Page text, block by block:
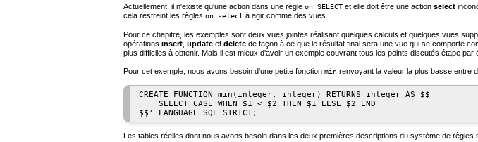
Actuellement, il n'existe qu'une action dans une règle on SELECT et elle doit être une action select
cela restreint les règles on select à agir comme des vues.
Pour ce chapitre, les exemples sont deux vues jointes réalisant quelques calculs et quelques vues
opérations insert update et delete de façon à ce que le résultat final sera une vue qui se comporte
plus difficiles à obtenir. Mais il est mieux d'avoir un exemple couvrant tous les points discutés étape
Pour cet exemple, nous avons besoin d'une petite fonction min renvoyant la valeur la plus basse entre
CREATE FUNCTION min(integer, integer) RETURNS integer AS $$
    SELECT CASE WHEN $1 < $2 THEN $1 ELSE $2 END
Les tables réelles dont nous avons besoin dans les deux premières descriptions du système de règles